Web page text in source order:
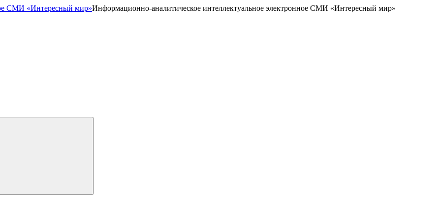
Информационно-аналитическое интеллектуальное электронное СМИ «Интересный мир»